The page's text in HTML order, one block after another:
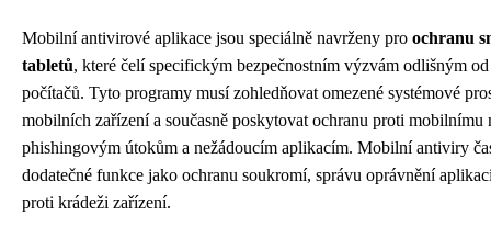
Mobilní antivirové aplikace jsou speciálně navrženy pro ochranu
tabletů, které čelí specifickým bezpečnostním výzvám odlišným
počítačů. Tyto programy musí zohledňovat omezené systémové
mobilních zařízení a současně poskytovat ochranu proti mobilnímu
phishingovým útokům a nežádoucím aplikacím. Mobilní antiviry
dodatečné funkce jako ochranu soukromí, správu oprávnění
proti krádeži zařízení.